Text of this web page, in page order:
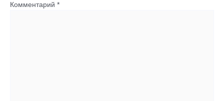
Комментарий *